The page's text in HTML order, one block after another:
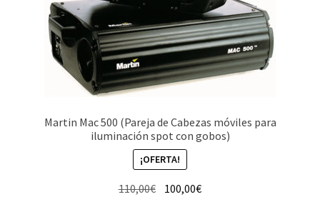
Martin Mac 500 (Pareja de Cabezas móviles para
iluminación spot con gobos)
¡OFERTA!
110,00€ El100,00€El